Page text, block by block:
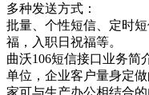
多种发送方式：
批量、个性短信、定时
福，入职日祝福等。
曲沃106短信接口业务简
单位，企业客户量身定
家可与生产办公相结合的